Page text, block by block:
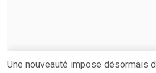
Une nouveauté impose désormais